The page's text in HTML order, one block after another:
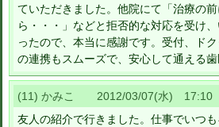
ていただきました。他院にて「治療の
ら・・・」などと拒否的な対応を受け
ったので、本当に感謝です。受付、ド
の連携もスムーズで、安心して通える歯
(11) かみこ 2012/03/07(水) 17:10
友人の紹介で行きました。仕事でいつ